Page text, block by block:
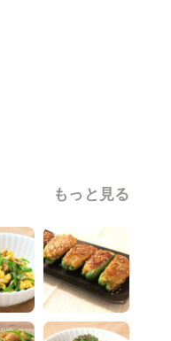
もっと見る